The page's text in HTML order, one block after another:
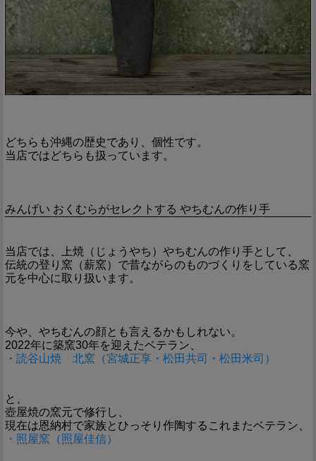
どちらも沖縄の歴史であり、個性です。
当店ではどちらも扱っています。
みんげい おくむらがセレクトする やちむんの作り手
当店では、上焼（じょうやち）やちむんの作り手として、
伝統の登り窯（薪窯）で昔ながらのものづくりをしている窯
元を中心に取り扱います。
今や、やちむんの顔とも言えるかもしれない。
2022年に築窯30年を迎えたベテラン、
・読谷山焼 北窯（宮城正享・松田共司・松田米司）
と、
壺屋焼の窯元で修行し、
現在は恩納村で家族とひっそり作陶するこれまたベテラン、
・照屋窯（照屋佳信）